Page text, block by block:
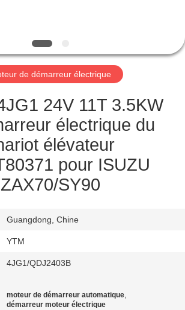
de démarreur électrique
24V 11T 3.5KW
électrique du
élévateur
pour ISUZU
ZAX70/SY90
Guangdong, Chine
YTM
4JG1/QDJ2403B
moteur de démarreur automatique,
démarreur moteur électrique